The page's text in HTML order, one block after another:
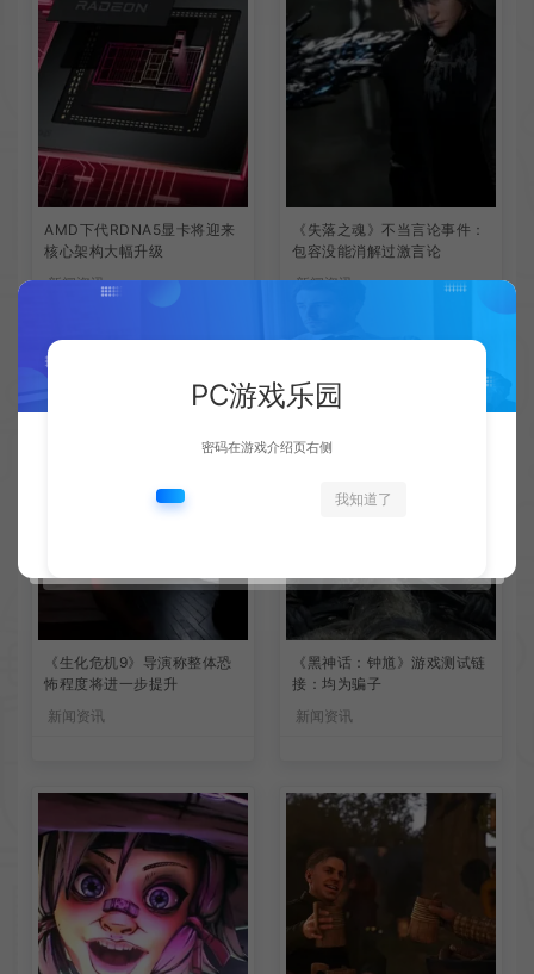
AMD下代RDNA5显卡将迎来
核心架构大幅升级
新闻资讯
《失落之魂》不当言论事件：
包容没能消解过激言论
新闻资讯
《生化危机9》导演称整体恐
怖程度将进一步提升
新闻资讯
《黑神话：钟馗》游戏测试链
接：均为骗子
新闻资讯
PC游戏乐园
密码在游戏介绍页右侧
我知道了